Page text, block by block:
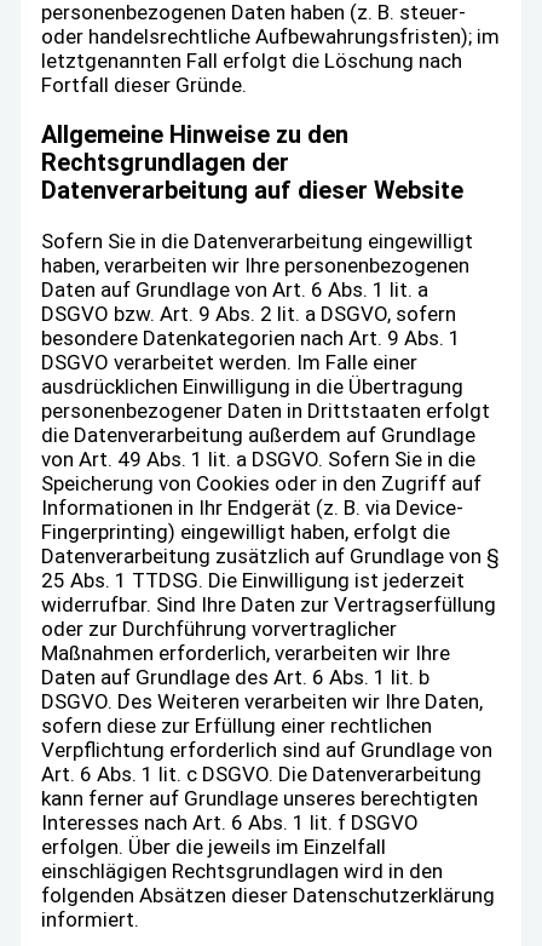
personenbezogenen Daten haben (z. B. steuer-
oder handelsrechtliche Aufbewahrungsfristen); im
letztgenannten Fall erfolgt die Löschung nach
Fortfall dieser Gründe.
Allgemeine Hinweise zu den
Rechtsgrundlagen der
Datenverarbeitung auf dieser Website
Sofern Sie in die Datenverarbeitung eingewilligt
haben, verarbeiten wir Ihre personenbezogenen
Daten auf Grundlage von Art. 6 Abs. 1 lit. a
DSGVO bzw. Art. 9 Abs. 2 lit. a DSGVO, sofern
besondere Datenkategorien nach Art. 9 Abs. 1
DSGVO verarbeitet werden. Im Falle einer
ausdrücklichen Einwilligung in die Übertragung
personenbezogener Daten in Drittstaaten erfolgt
die Datenverarbeitung außerdem auf Grundlage
von Art. 49 Abs. 1 lit. a DSGVO. Sofern Sie in die
Speicherung von Cookies oder in den Zugriff auf
Informationen in Ihr Endgerät (z. B. via Device-
Fingerprinting) eingewilligt haben, erfolgt die
Datenverarbeitung zusätzlich auf Grundlage von §
25 Abs. 1 TTDSG. Die Einwilligung ist jederzeit
widerrufbar. Sind Ihre Daten zur Vertragserfüllung
oder zur Durchführung vorvertraglicher
Maßnahmen erforderlich, verarbeiten wir Ihre
Daten auf Grundlage des Art. 6 Abs. 1 lit. b
DSGVO. Des Weiteren verarbeiten wir Ihre Daten,
sofern diese zur Erfüllung einer rechtlichen
Verpflichtung erforderlich sind auf Grundlage von
Art. 6 Abs. 1 lit. c DSGVO. Die Datenverarbeitung
kann ferner auf Grundlage unseres berechtigten
Interesses nach Art. 6 Abs. 1 lit. f DSGVO
erfolgen. Über die jeweils im Einzelfall
einschlägigen Rechtsgrundlagen wird in den
folgenden Absätzen dieser Datenschutzerklärung
informiert.